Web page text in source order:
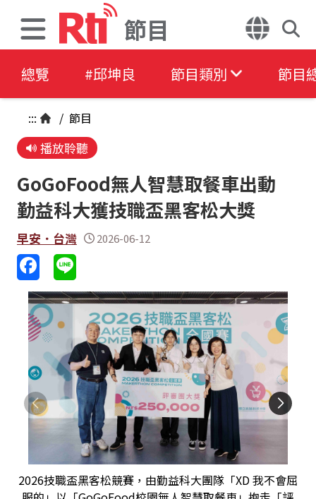
節目
總覽 #邱坤良 節目類別 節目
::: / 節目
播放聆聽
GoGoFood無人智慧取餐車出動
勤益科大獲技職盃黑客松大獎
早安．台灣 2026-06-12
2026技職盃黑客松競賽，由勤益科大團隊「XD 我不會屈